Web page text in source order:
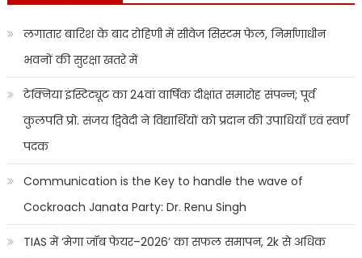
लगातार बारिश के बाद रोहिणी में सीवेज सिस्टम फेल, निर्माणाधीन
भवनों की सुरक्षा खतरे में
टेक्निया इंस्टिट्यूट का 24वां वार्षिक दीक्षांत समारोह संपन्न; पूर्व
कुलपति प्रो. संजय द्विवेदी ने विद्यार्थियों को प्रदान की उपाधियाँ एवं स्वर्ण
पदक
Communication is the Key to handle the wave of
Cockroach Janata Party: Dr. Renu Singh
TIAS में ‘मेगा जॉब फेयर–2026’ का सफल समापन, 2k से अधिक